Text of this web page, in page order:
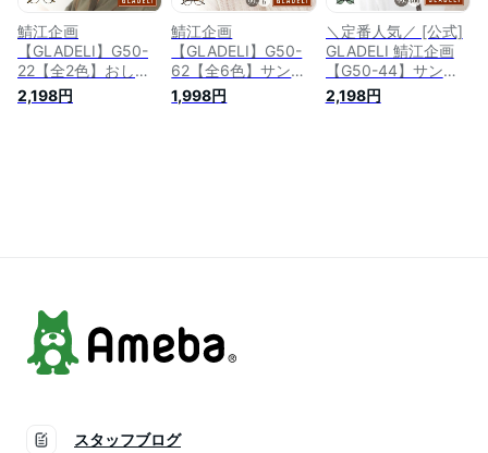
鯖江企画
【GLADELI】G50-
22【全2色】おしゃ
れ サングラス 伊達
眼鏡 鯖江 送料無料
2,198円
鯖江企画
【GLADELI】G50-
62【全6色】サング
ラス フラット ボス
トン 伊達メガネ 鯖
1,998円
＼定番人気／ [公式]
GLADELI 鯖江企画
【G50-44】サング
ラス 伊達メガネ グ
ラデリ クラシック
2,198円
スタッフブログ